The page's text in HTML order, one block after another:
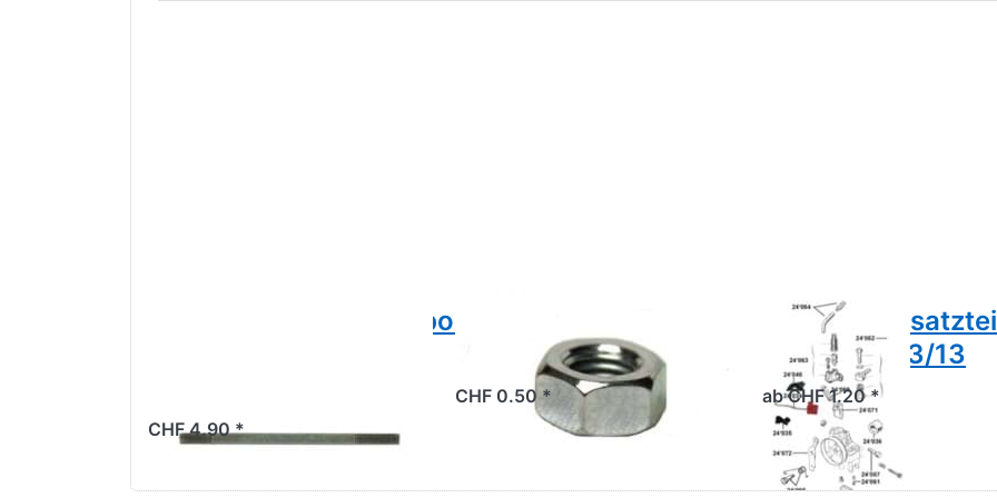
Gewindestange/Stehbolzen
CHF 4.90 *
CHF 0.50 *
Dell'Orto
SHA 12/7-13/13
ab CHF 1.20 *